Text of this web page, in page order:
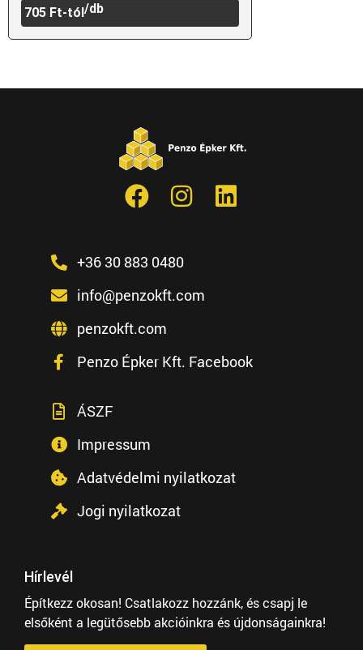
705 Ft-tól /db
+36 30 883 0480
info@penzokft.com
penzokft.com
Penzo Épker Kft. Facebook
ÁSZF
Impressum
Adatvédelmi nyilatkozat
Jogi nyilatkozat
Hírlevél
Építkezz okosan! Csatlakozz hozzánk, és csapj le
elsőként a legütősebb akcióinkra és újdonságainkra!